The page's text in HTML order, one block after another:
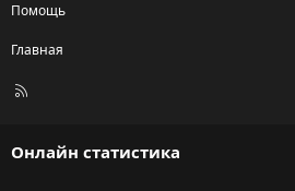
Помощь
Главная
R
Онлайн статистика